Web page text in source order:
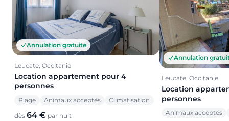
Annulation gratuite
Leucate, Occitanie
Location appartement pour 4
personnes
Plage Animaux acceptés Climatisation
dès 64 € par nuit
Annulation
Leucate, Occitanie
Location
personnes
Animaux acceptés